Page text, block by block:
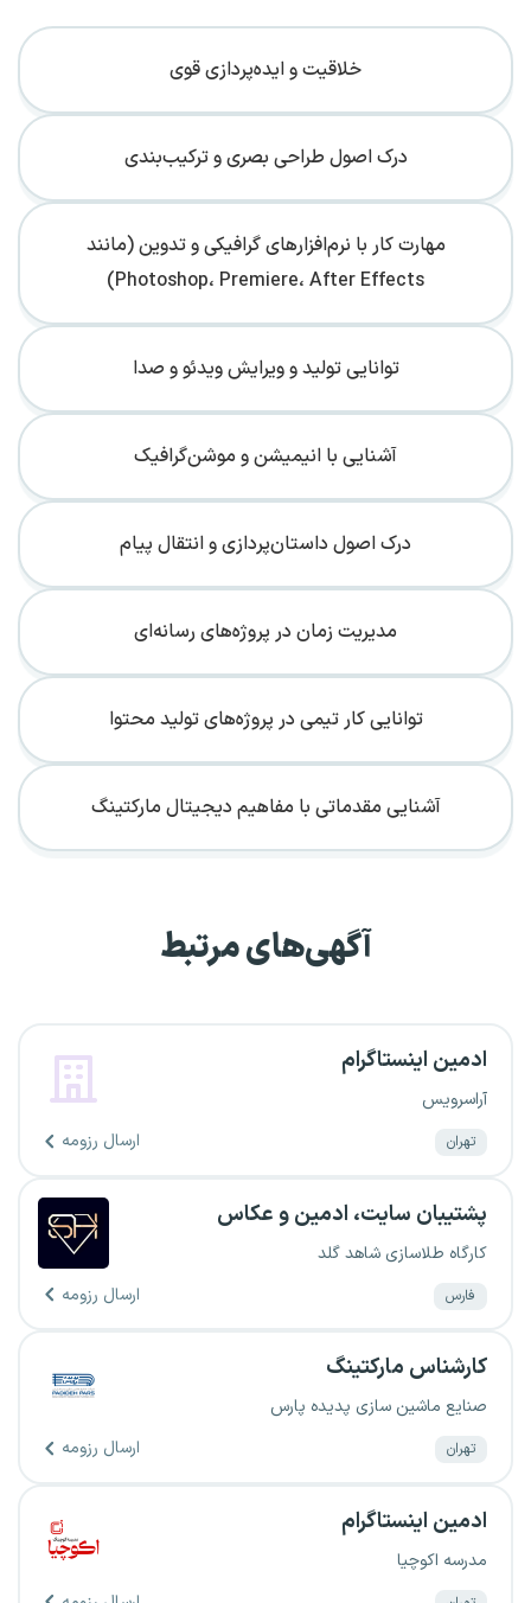
خلاقیت و ایده‌پردازی قوی
درک اصول طراحی بصری و ترکیب‌بندی
مهارت کار با نرم‌افزارهای گرافیکی و تدوین (مانند
Photoshop، Premiere، After Effects)
توانایی تولید و ویرایش ویدئو و صدا
آشنایی با انیمیشن و موشن‌گرافیک
درک اصول داستان‌پردازی و انتقال پیام
مدیریت زمان در پروژه‌های رسانه‌ای
توانایی کار تیمی در پروژه‌های تولید محتوا
آشنایی مقدماتی با مفاهیم دیجیتال مارکتینگ
آگهی‌های مرتبط
ادمین اینستاگرام
آراسرویس
تهران ارسال رزومه
پشتیبان سایت، ادمین و عکاس
کارگاه طلاسازی شاهد گلد
فارس ارسال رزومه
کارشناس مارکتینگ
صنایع ماشین سازی پدیده پارس
تهران ارسال رزومه
ادمین اینستاگرام
مدرسه اکوچیا